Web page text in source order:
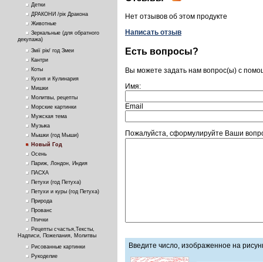
Детки
ДРАКОНИ /рік Дракона
Животные
Зеркальные (для обратного
декупажа)
Змії рік/ год Змеи
Кантри
Коты
Кухня и Кулинария
Мишки
Молитвы, рецепты
Морские картинки
Мужская тема
Музыка
Мышки (год Мыши)
Новый Год
Осень
Париж, Лондон, Индия
ПАСХА
Петухи (год Петуха)
Петухи и куры (год Петуха)
Природа
Прованс
Птички
Рецепты счастья,Тексты,
Надписи, Пожелания, Молитвы
Рисованные картинки
Рукоделие
Нет отзывов об этом продукте
Написать отзыв
Есть вопросы?
Вы можете задать нам вопрос(ы) с
Имя:
Email
Пожалуйста, сформулируйте Ваши
Введите число, изображенное на